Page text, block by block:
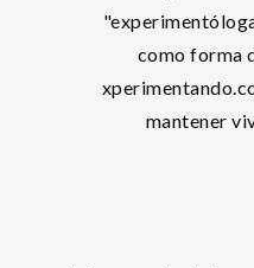
como forma
mantener